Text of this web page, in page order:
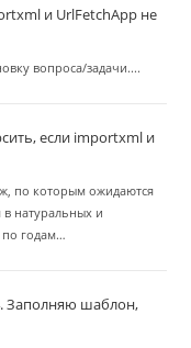
и UrlFetchApp не
вопроса/задачи....
если importxml и
по которым ожидаются
в натуральных и
по годам…
Заполняю шаблон,